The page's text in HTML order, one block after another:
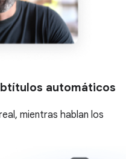
automáticos
mientras hablan los